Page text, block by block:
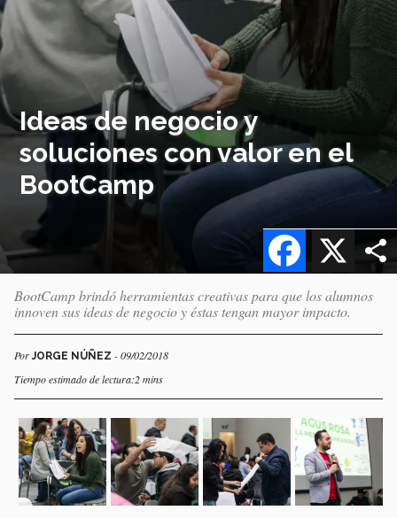
Ideas de negocio y
soluciones con valor en el
BootCamp
X
Facebook
BootCamp brindó herramientas creativas para que los alumnos
innoven sus ideas de negocio y éstas tengan mayor impacto.
PorJORGE NÚÑEZ - 09/02/2018
Tiempo estimado de lectura:2 mins